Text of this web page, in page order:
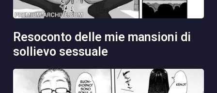
resoconto delle mie mansioni di
sollievo sessuale